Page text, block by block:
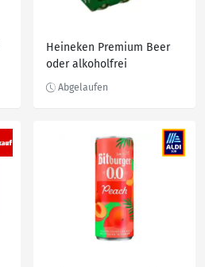
Heineken Premium Beer
oder alkoholfrei